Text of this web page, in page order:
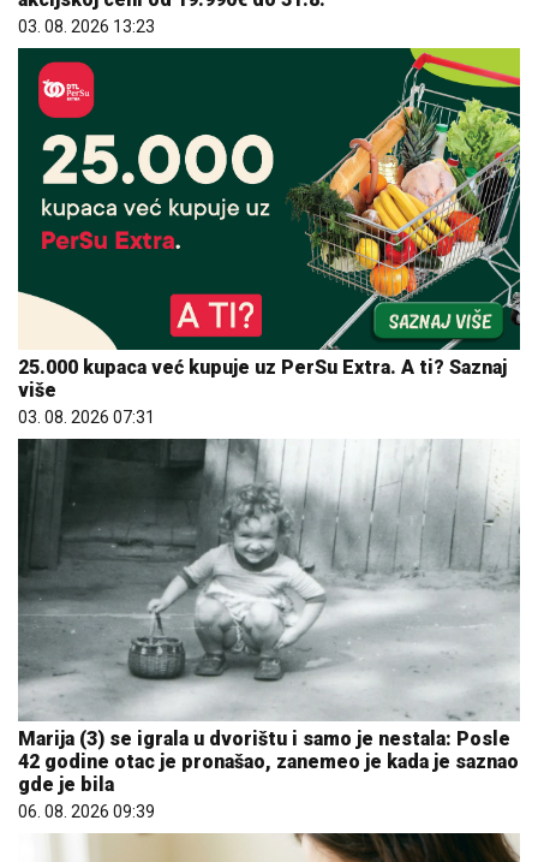
03. 08. 2026 13:23
25.000 kupaca već kupuje uz PerSu Extra. A ti? Saznaj
više
03. 08. 2026 07:31
Marija (3) se igrala u dvorištu i samo je nestala: Posle
42 godine otac je pronašao, zanemeo je kada je saznao
gde je bila
06. 08. 2026 09:39